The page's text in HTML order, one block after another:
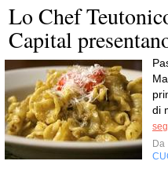
Lo Chef
Capital
di
Da